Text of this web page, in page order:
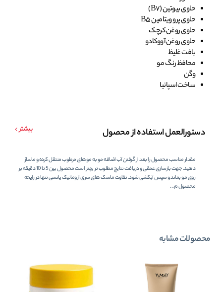
حاوی بیوتین (B7)
حاوی پرو ویتامین B5
حاوی روغن کرچک
حاوی روغن آووکادو
بافت غلیظ
محافظ رنگ مو
وگن
ساخت اسپانیا
دستورالعمل استفاده از محصول بیشتر
مقدار مناسب محصول را بعد از گرفتن آب اضافه مو به موهای مرطوب منتقل کرده و ماساژ
دهید. جهت بازسازی عمقی و دریافت نتایج مطلوب تر بهتر است محصول بین 5 تا 10 دقیقه بر
روی مو بماند و سپس آبکشی شود. تفاوت ماسک های سری آروماتیک یانسی تنها در رایحه
محصول م...
محصولات مشابه